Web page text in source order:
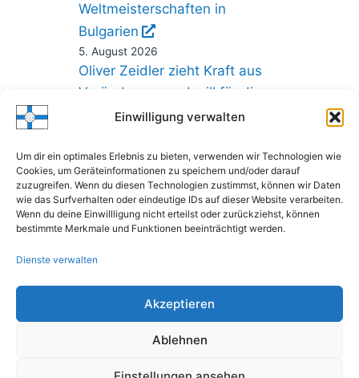
Einwilligung verwalten
Um dir ein optimales Erlebnis zu bieten, verwenden wir Technologien wie
Cookies, um Geräteinformationen zu speichern und/oder darauf
zuzugreifen. Wenn du diesen Technologien zustimmst, können wir Daten
wie das Surfverhalten oder eindeutige IDs auf dieser Website verarbeiten.
Wenn du deine Einwillligung nicht erteilst oder zurückziehst, können
bestimmte Merkmale und Funktionen beeinträchtigt werden.
Dienste verwalten
Akzeptieren
Ablehnen
Weltmeisterschaften in
Bulgarien
5. August 2026
Oliver Zeidler zieht Kraft aus
Veränderung und will für die
Gegner unberechenbar
5. August 2026
DRJ-Finals Camp Hannover:
Wo Spitzensport auf
Ruderjugend trifft
© 2026 Zschornewitzer Ruderclub